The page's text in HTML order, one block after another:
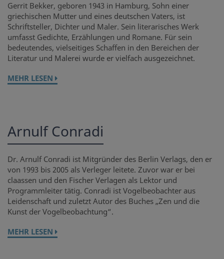
Gerrit Bekker, geboren 1943 in Hamburg, Sohn einer
griechischen Mutter und eines deutschen Vaters, ist
Schriftsteller, Dichter und Maler. Sein literarisches Werk
umfasst Gedichte, Erzählungen und Romane. Für sein
bedeutendes, vielseitiges Schaffen in den Bereichen der
Literatur und Malerei wurde er vielfach ausgezeichnet.
MEHR LESEN
Arnulf Conradi
Dr. Arnulf Conradi ist Mitgründer des Berlin Verlags, den er
von 1993 bis 2005 als Verleger leitete. Zuvor war er bei
claassen und den Fischer Verlagen als Lektor und
Programmleiter tätig. Conradi ist Vogelbeobachter aus
Leidenschaft und zuletzt Autor des Buches „Zen und die
Kunst der Vogelbeobachtung“.
MEHR LESEN